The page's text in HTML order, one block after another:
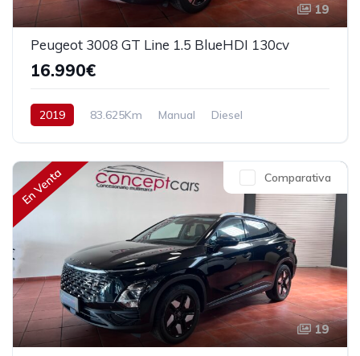
19
Peugeot 3008 GT Line 1.5 BlueHDI 130cv
16.990€
2019 83.625Km Manual
Diesel
En Venta
19
Comparativa